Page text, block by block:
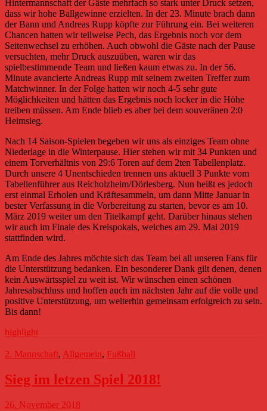
Hintermannschaft der Gäste mehrfach so stark unter Druck setzen,
dass wir hohe Ballgewinne erzielten. In der 23. Minute brach dann
der Bann und Andreas Rupp köpfte zur Führung ein. Bei weiteren
Chancen hatten wir teilweise Pech, das Ergebnis noch vor dem
Seitenwechsel zu erhöhen. Auch obwohl die Gäste nach der Pause
versuchten, mehr Druck auszuüben, waren wir das
spielbestimmende Team und ließen kaum etwas zu. In der 56.
Minute avancierte Andreas Rupp mit seinem zweiten Treffer zum
Matchwinner. In der Folge hatten wir noch 4-5 sehr gute
Möglichkeiten und hätten das Ergebnis noch locker in die Höhe
treiben müssen. Am Ende blieb es aber bei dem souveränen 2:0
Heimsieg.
Nach 14 Saison-Spielen begeben wir uns als einziges Team ohne
Niederlage in die Winterpause. Hier stehen wir mit 34 Punkten und
einem Torverhältnis von 29:6 Toren auf dem 2ten Tabellenplatz.
Durch unsere 4 Unentschieden trennen uns aktuell 3 Punkte vom
Tabellenführer aus Reicholzheim/Dörlesberg. Nun heißt es jedoch
erst einmal Erholen und Kräftesammeln, um dann Mitte Januar in
bester Verfassung in die Vorbereitung zu starten, bevor es am 10.
März 2019 weiter um den Titelkampf geht. Darüber hinaus stehen
wir auch im Finale des Kreispokals, welches am 29. Mai 2019
stattfinden wird.
Am Ende des Jahres möchte sich das Team bei all unseren Fans für
die Unterstützung bedanken. Ein besonderer Dank gilt denen, denen
kein Auswärtsspiel zu weit ist. Wir wünschen einen schönen
Jahresabschluss und hoffen auch im nächsten Jahr auf die volle und
positive Unterstützung, um weiterhin gemeinsam erfolgreich zu sein.
Bis dann!
highlight
2. Mannschaft, Allgemein, Fußball
Sieg im letzen Spiel 2018!
26. November 2018